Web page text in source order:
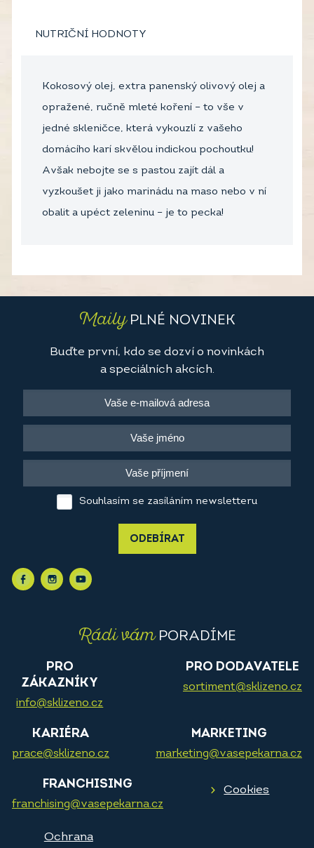
NUTRIČNÍ HODNOTY
Kokosový olej, extra panenský olivový olej a
opražené, ručně mleté koření – to vše v
jedné skleničce, která vykouzlí z vašeho
domácího karí skvělou indickou pochoutku!
Avšak nebojte se s pastou zajít dál a
vyzkoušet ji jako marinádu na maso nebo v ní
obalit a upéct zeleninu – je to pecka!
MailyPLNÉ NOVINEK
Buďte první, kdo se dozví o novinkách
a speciálních akcích.
Souhlasím se zasíláním newsletteru
ODEBÍRAT
Rádi vámPORADÍME
PRO
ZÁKAZNÍKY
info@sklizeno.cz
PRO DODAVATELE
sortiment@sklizeno.cz
KARIÉRA
prace@sklizeno.cz
MARKETING
marketing@vasepekarna.cz
FRANCHISING
franchising@vasepekarna.cz
Cookies
Ochrana